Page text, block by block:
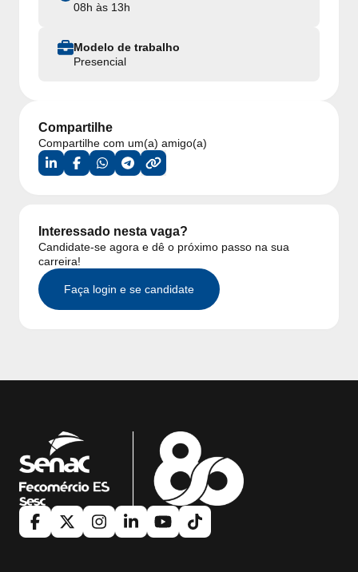
08h às 13h
Modelo de trabalho
Presencial
Compartilhe
Compartilhe com um(a) amigo(a)
Interessado nesta vaga?
Candidate-se agora e dê o próximo passo na sua
carreira!
Faça login e se candidate